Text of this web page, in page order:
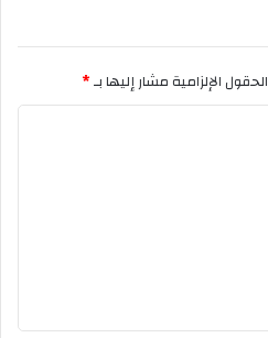
الحقول الإلزامية مشار إليها بـ*